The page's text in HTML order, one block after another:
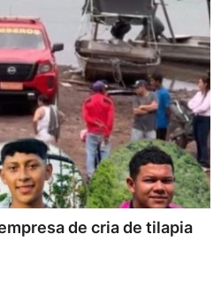
de cria de tilapia